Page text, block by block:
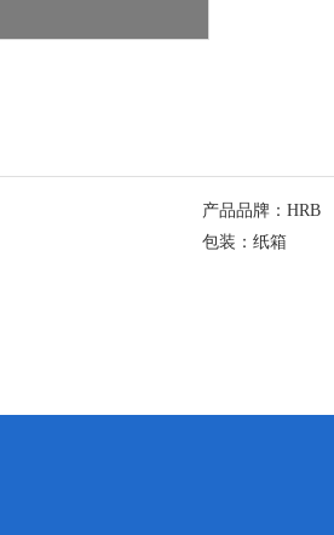
产品品牌： HRB
包装： 纸箱